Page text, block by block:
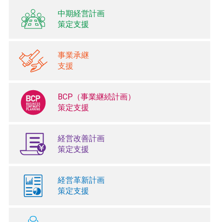
中期経営計画
策定支援
事業承継
支援
BCP（事業継続計画）
策定支援
経営改善計画
策定支援
経営革新計画
策定支援